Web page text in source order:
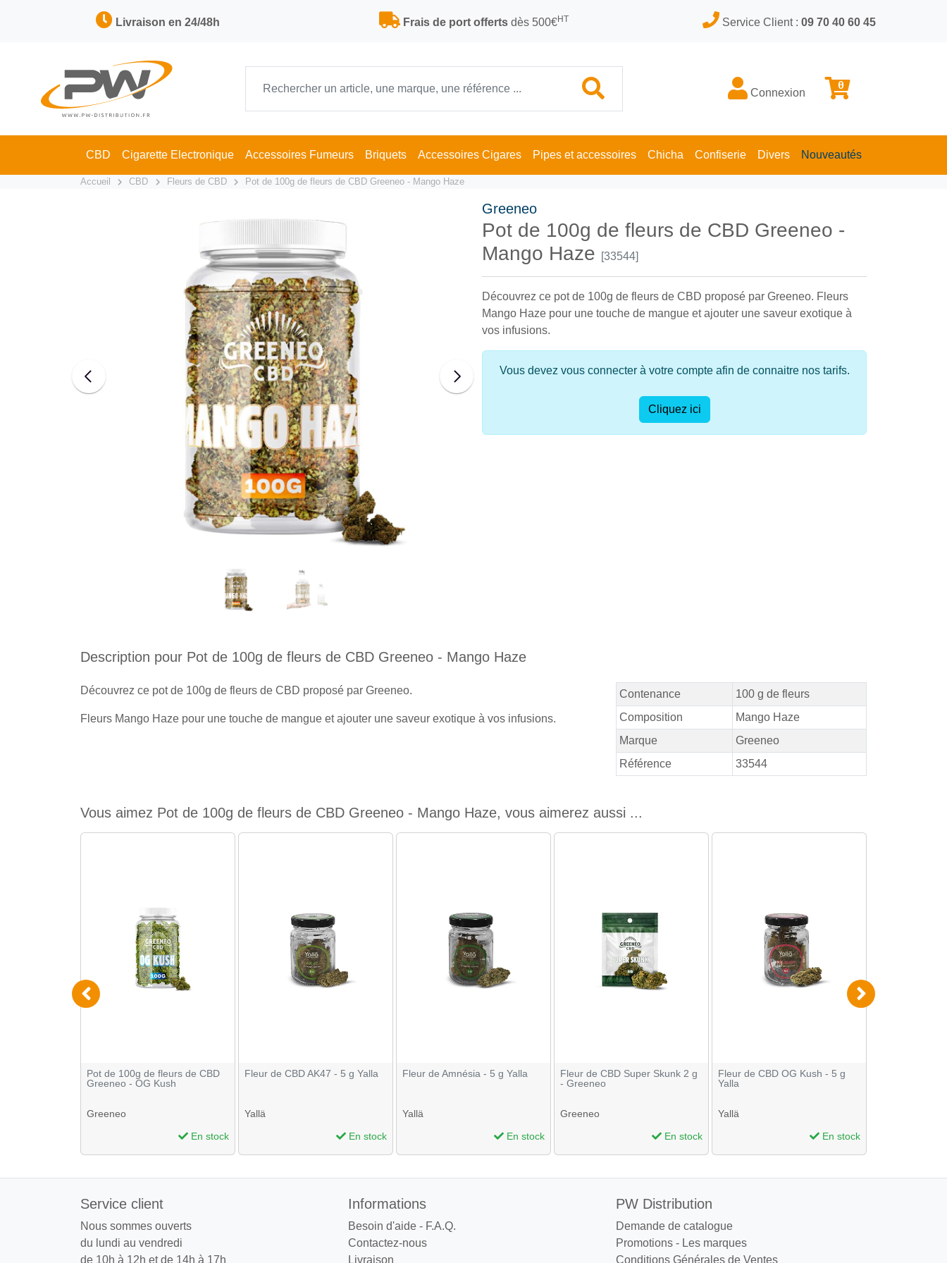
Livraison en 24/48h Frais de port offertsdès 500€HT Service Client : 09 70 40 60 45
Connexion
0
CBD Cigarette Electronique Accessoires Fumeurs Briquets Accessoires Cigares Pipes et accessoires Chicha Confiserie Divers Nouveautés
Accueil CBD Fleurs de CBD Pot de 100g de fleurs de CBD Greeneo - Mango Haze
Greeneo
Pot de 100g de fleurs de CBD Greeneo -
Mango Haze
[33544]
Découvrez ce pot de 100g de fleurs de CBD proposé par Greeneo. Fleurs
Mango Haze pour une touche de mangue et ajouter une saveur exotique à
vos infusions.
Vous devez vous connecter à votre compte afin de connaitre nos tarifs.
Cliquez ici
Description pour Pot de 100g de fleurs de CBD Greeneo - Mango Haze
Découvrez ce pot de 100g de fleurs de CBD proposé par Greeneo.
Fleurs Mango Haze pour une touche de mangue et ajouter une saveur exotique à vos infusions.
Contenance
100 g de fleurs
Composition
Mango Haze
Marque
Greeneo
Référence
33544
Vous aimez Pot de 100g de fleurs de CBD Greeneo - Mango Haze, vous aimerez aussi ...
Pot de 100g de fleurs de CBD
Greeneo - OG Kush
Greeneo
En stock
Fleur de CBD AK47 - 5 g Yalla
Yallä
En stock
Fleur de Amnésia - 5 g Yalla
Yallä
En stock
Fleur de CBD Super Skunk 2 g
- Greeneo
Greeneo
En stock
Fleur de CBD OG Kush - 5 g
Yalla
Yallä
En stock
Service client
Nous sommes ouverts
du lundi au vendredi
de 10h à 12h et de 14h à 17h
Informations
Besoin d'aide - F.A.Q.
Contactez-nous
Livraison
PW Distribution
Demande de catalogue
Promotions - Les marques
Conditions Générales de Ventes